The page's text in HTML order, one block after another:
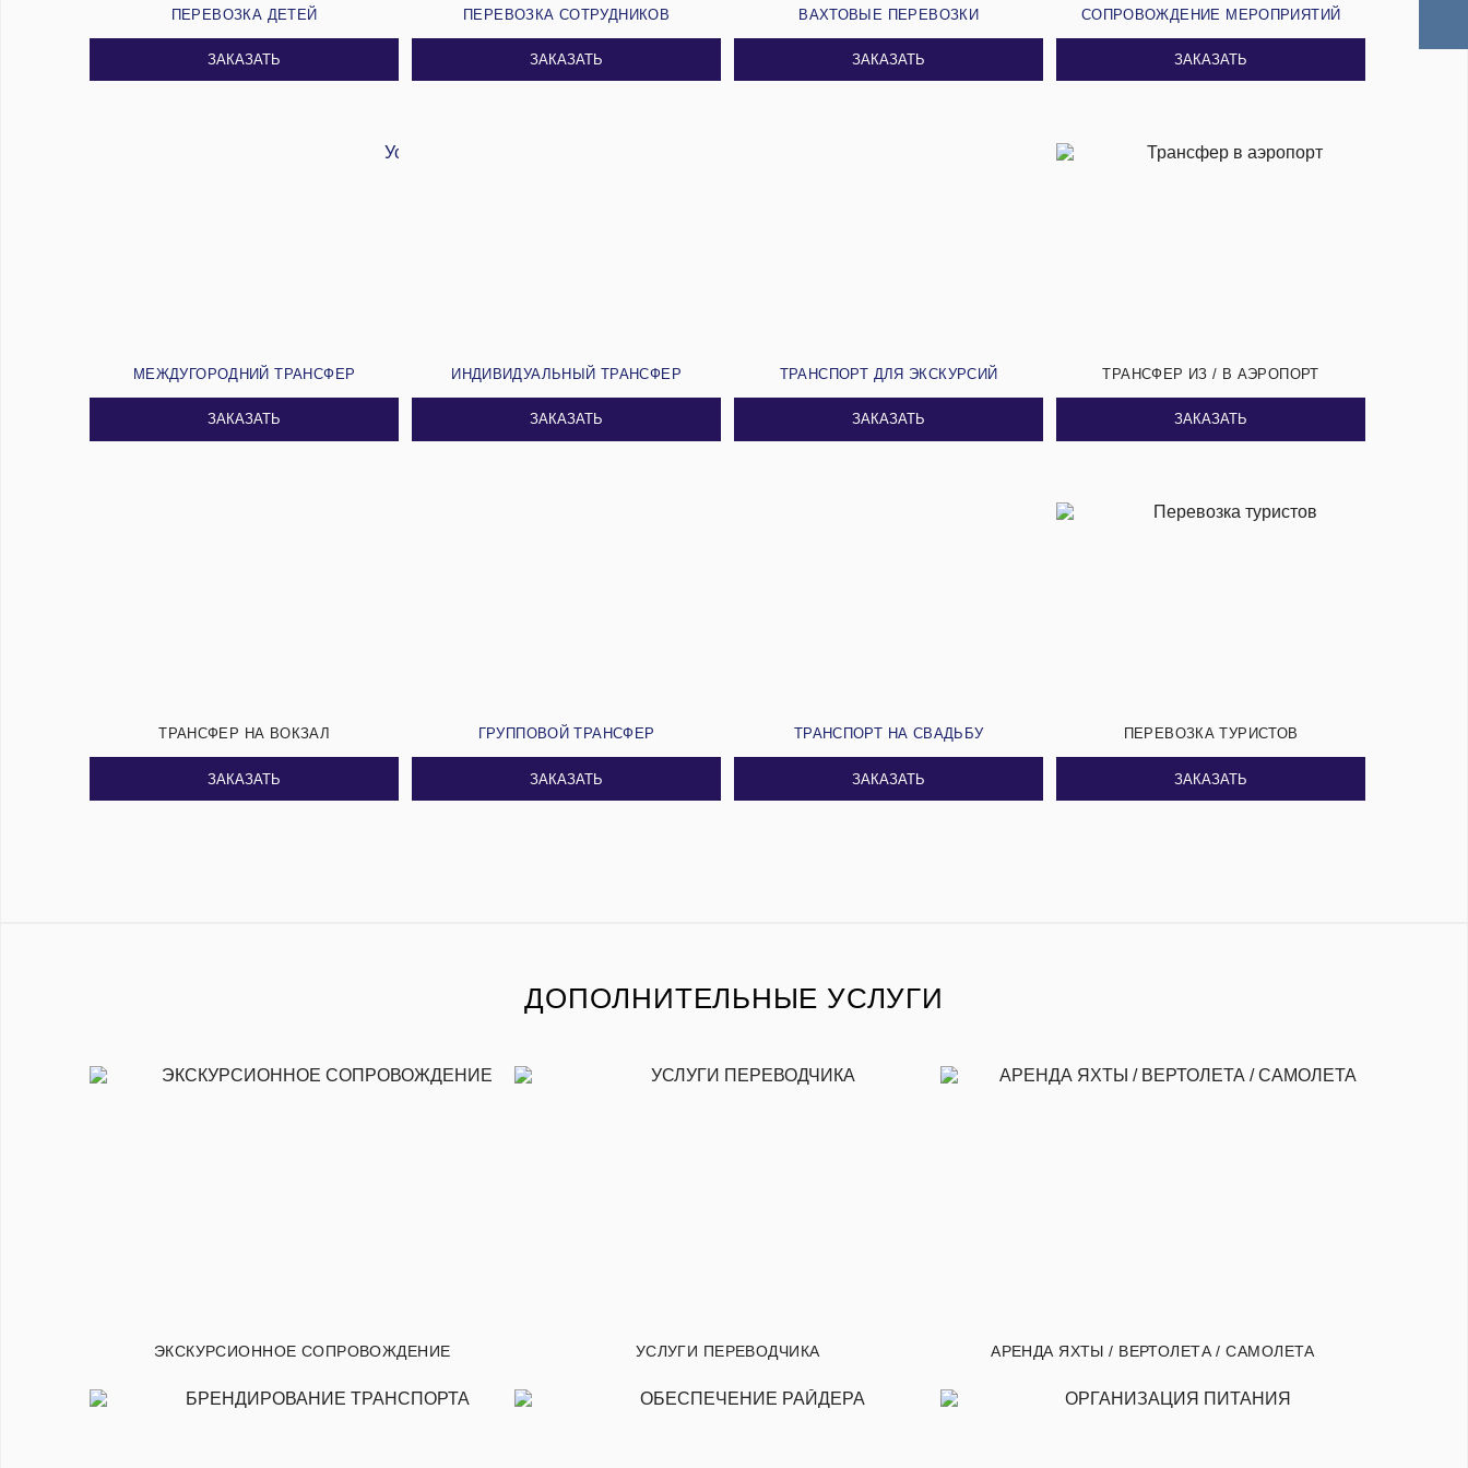
ПЕРЕВОЗКА ДЕТЕЙ
ЗАКАЗАТЬ
ПЕРЕВОЗКА СОТРУДНИКОВ
ЗАКАЗАТЬ
ВАХТОВЫЕ ПЕРЕВОЗКИ
ЗАКАЗАТЬ
СОПРОВОЖДЕНИЕ МЕРОПРИЯТИЙ
ЗАКАЗАТЬ
МЕЖДУГОРОДНИЙ ТРАНСФЕР
ЗАКАЗАТЬ
ИНДИВИДУАЛЬНЫЙ ТРАНСФЕР
ЗАКАЗАТЬ
ТРАНСПОРТ ДЛЯ ЭКСКУРСИЙ
ЗАКАЗАТЬ
ТРАНСФЕР ИЗ / В АЭРОПОРТ
ЗАКАЗАТЬ
ТРАНСФЕР НА ВОКЗАЛ
ЗАКАЗАТЬ
ГРУППОВОЙ ТРАНСФЕР
ЗАКАЗАТЬ
ТРАНСПОРТ НА СВАДЬБУ
ЗАКАЗАТЬ
ПЕРЕВОЗКА ТУРИСТОВ
ЗАКАЗАТЬ
ДОПОЛНИТЕЛЬНЫЕ УСЛУГИ
ЭКСКУРСИОННОЕ СОПРОВОЖДЕНИЕ УСЛУГИ ПЕРЕВОДЧИКА АРЕНДА ЯХТЫ / ВЕРТОЛЕТА / САМОЛЕТА